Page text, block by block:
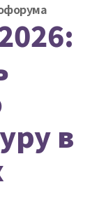
в